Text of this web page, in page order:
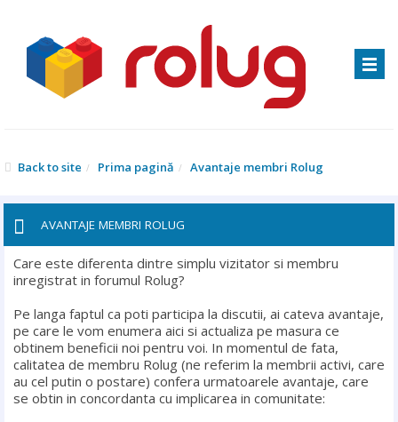
Back to site Prima pagină Avantaje membri Rolug
AVANTAJE MEMBRI ROLUG
Care este diferenta dintre simplu vizitator si membru
inregistrat in forumul Rolug?
Pe langa faptul ca poti participa la discutii, ai cateva avantaje,
pe care le vom enumera aici si actualiza pe masura ce
obtinem beneficii noi pentru voi. In momentul de fata,
calitatea de membru Rolug (ne referim la membrii activi, care
au cel putin o postare) confera urmatoarele avantaje, care
se obtin in concordanta cu implicarea in comunitate: